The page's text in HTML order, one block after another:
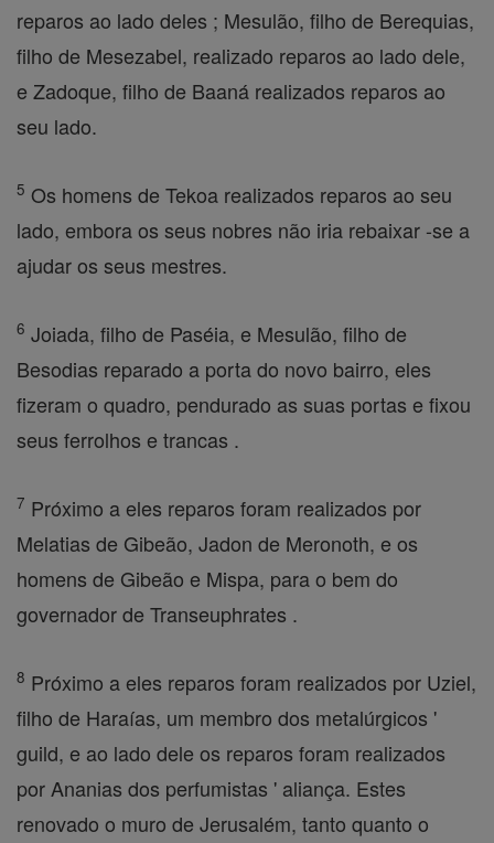
reparos ao lado deles ; Mesulão, filho de Berequias,
filho de Mesezabel, realizado reparos ao lado dele,
e Zadoque, filho de Baaná realizados reparos ao
seu lado.
5 Os homens de Tekoa realizados reparos ao seu
lado, embora os seus nobres não iria rebaixar -se a
ajudar os seus mestres.
6 Joiada, filho de Paséia, e Mesulão, filho de
Besodias reparado a porta do novo bairro, eles
fizeram o quadro, pendurado as suas portas e fixou
seus ferrolhos e trancas .
7 Próximo a eles reparos foram realizados por
Melatias de Gibeão, Jadon de Meronoth, e os
homens de Gibeão e Mispa, para o bem do
governador de Transeuphrates .
8 Próximo a eles reparos foram realizados por Uziel,
filho de Haraías, um membro dos metalúrgicos '
guild, e ao lado dele os reparos foram realizados
por Ananias dos perfumistas ' aliança. Estes
renovado o muro de Jerusalém, tanto quanto o